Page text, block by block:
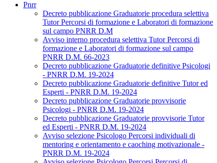
Pnrr
Decreto pubblicazione Graduatorie procedura selettiva
Tutor Percorsi di formazione e Laboratori di formazione
sul campo PNRR D.M
Avviso interno procedura selettiva Tutor Percorsi di
formazione e Laboratori di formazione sul campo
PNRR D.M. 66-2023
Decreto pubblicazione Graduatorie definitive Psicologi
- PNRR D.M. 19-2024
Decreto pubblicazione Graduatorie definitive Tutor ed
Esperti - PNRR D.M. 19-2024
Decreto pubblicazione Graduatorie provvisorie
Psicologi - PNRR D.M. 19-2024
Decreto pubblicazione Graduatorie provvisorie Tutor
ed Esperti - PNRR D.M. 19-2024
Avviso selezione Psicologo Percorsi individuali di
mentoring e orientamento e caoching motivazionale -
PNRR D.M. 19-2024